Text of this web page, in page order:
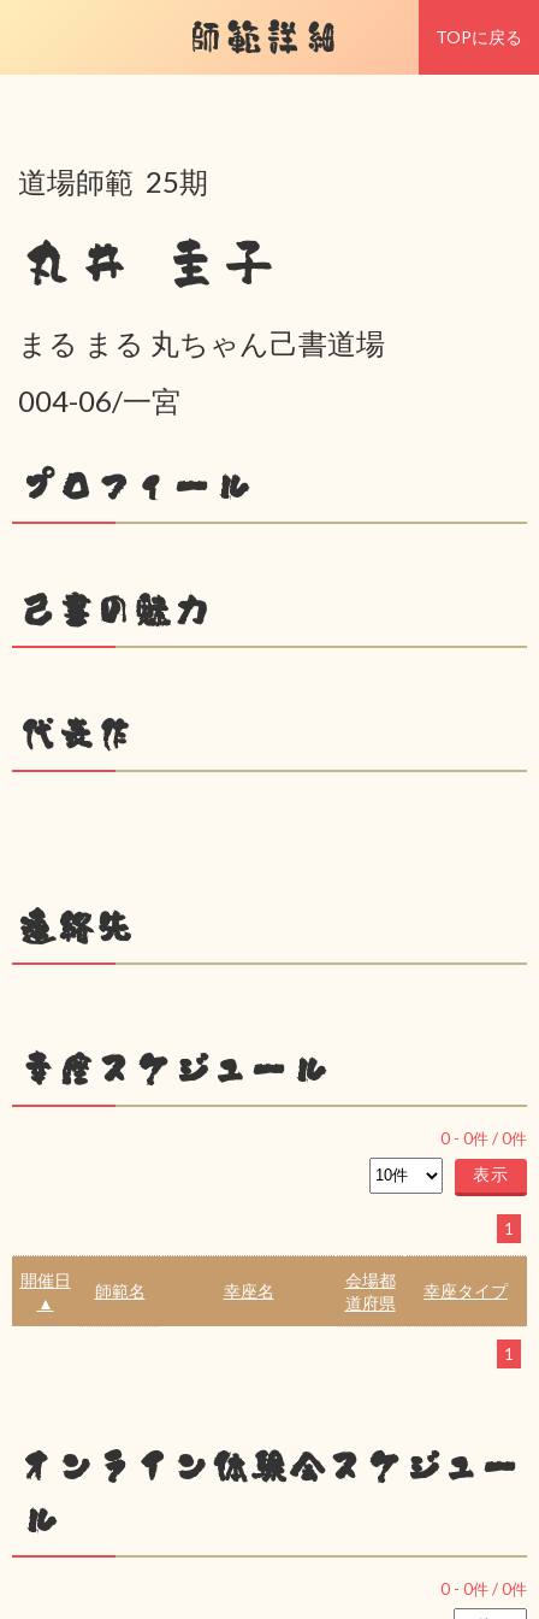
師範詳細 TOPに戻る
道場師範 25期
丸井 圭子
まる まる 丸ちゃん己書道場
004-06/一宮
プロフィール
己書の魅力
代表作
連絡先
幸座スケジュール
0 - 0件 /0件
1
開催日
▲
師範名 幸座名
会場都
道府県
幸座タイプ
1
オンライン体験会スケジュー
ル
0 - 0件 /0件